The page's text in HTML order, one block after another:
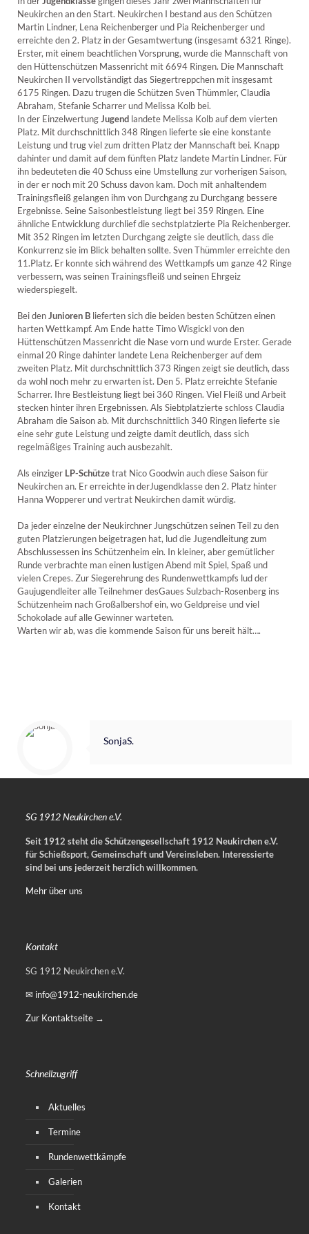
Neukirchen an den Start. Neukirchen I bestand aus den Schützen
Martin Lindner, Lena Reichenberger und Pia Reichenberger und
erreichte den 2. Platz in der Gesamtwertung (insgesamt 6321 Ringe).
Erster, mit einem beachtlichen Vorsprung, wurde die Mannschaft von
den Hüttenschützen Massenricht mit 6694 Ringen. Die Mannschaft
Neukirchen II vervollständigt das Siegertreppchen mit insgesamt
6175 Ringen. Dazu trugen die Schützen Sven Thümmler, Claudia
Abraham, Stefanie Scharrer und Melissa Kolb bei.
In der EinzelwertungJugend landete Melissa Kolb auf dem vierten
Platz. Mit durchschnittlich 348 Ringen lieferte sie eine konstante
Leistung und trug viel zum dritten Platz der Mannschaft bei. Knapp
dahinter und damit auf dem fünften Platz landete Martin Lindner. Für
ihn bedeuteten die 40 Schuss eine Umstellung zur vorherigen Saison,
in der er noch mit 20 Schuss davon kam. Doch mit anhaltendem
Trainingsfleiß gelangen ihm von Durchgang zu Durchgang bessere
Ergebnisse. Seine Saisonbestleistung liegt bei 359 Ringen. Eine
ähnliche Entwicklung durchlief die sechstplatzierte Pia Reichenberger.
Mit 352 Ringen im letzten Durchgang zeigte sie deutlich, dass die
Konkurrenz sie im Blick behalten sollte. Sven Thümmler erreichte den
11.Platz. Er konnte sich während des Wettkampfs um ganze 42 Ringe
verbessern, was seinen Trainingsfleiß und seinen Ehrgeiz
wiederspiegelt.
Bei denJunioren B lieferten sich die beiden besten Schützen einen
harten Wettkampf. Am Ende hatte Timo Wisgickl von den
Hüttenschützen Massenricht die Nase vorn und wurde Erster. Gerade
einmal 20 Ringe dahinter landete Lena Reichenberger auf dem
zweiten Platz. Mit durchschnittlich 373 Ringen zeigt sie deutlich, dass
da wohl noch mehr zu erwarten ist. Den 5. Platz erreichte Stefanie
Scharrer. Ihre Bestleistung liegt bei 360 Ringen. Viel Fleiß und Arbeit
stecken hinter ihren Ergebnissen. Als Siebtplatzierte schloss Claudia
Abraham die Saison ab. Mit durchschnittlich 340 Ringen lieferte sie
eine sehr gute Leistung und zeigte damit deutlich, dass sich
regelmäßiges Training auch ausbezahlt.
Als einziger LP-Schützetrat Nico Goodwin auch diese Saison für
Neukirchen an. Er erreichte in derJugendklasse den 2. Platz hinter
Hanna Wopperer und vertrat Neukirchen damit würdig.
Da jeder einzelne der Neukirchner Jungschützen seinen Teil zu den
guten Platzierungen beigetragen hat, lud die Jugendleitung zum
Abschlussessen ins Schützenheim ein. In kleiner, aber gemütlicher
Runde verbrachte man einen lustigen Abend mit Spiel, Spaß und
vielen Crepes. Zur Siegerehrung des Rundenwettkampfs lud der
Gaujugendleiter alle Teilnehmer desGaues Sulzbach-Rosenberg ins
Schützenheim nach Großalbershof ein, wo Geldpreise und viel
Schokolade auf alle Gewinner warteten.
Warten wir ab, was die kommende Saison für uns bereit hält….
SonjaS.
SG 1912 Neukirchen e.V.
Seit 1912 steht die Schützengesellschaft 1912 Neukirchen e.V.
für Schießsport, Gemeinschaft und Vereinsleben. Interessierte
sind bei uns jederzeit herzlich willkommen.
Mehr über uns
Kontakt
SG 1912 Neukirchen e.V.
✉ info@1912-neukirchen.de
Zur Kontaktseite →
Schnellzugriff
Aktuelles
Termine
Rundenwettkämpfe
Galerien
Kontakt